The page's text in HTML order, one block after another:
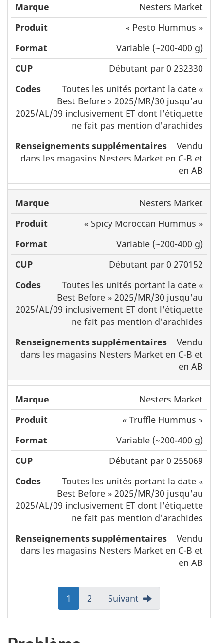
Nesters Market
« Pesto Hummus »
Variable (~200-400 g)
Débutant par 0 232330
Toutes les unités portant la date «
Best Before » 2025/MR/30 jusqu'au
2025/AL/09 inclusivement ET dont l'étiquette
ne fait pas mention d'arachides
Vendu
dans les magasins Nesters Market en C-B et
en AB
Nesters Market
« Spicy Moroccan Hummus »
Variable (~200-400 g)
Débutant par 0 270152
Toutes les unités portant la date «
Best Before » 2025/MR/30 jusqu'au
2025/AL/09 inclusivement ET dont l'étiquette
ne fait pas mention d'arachides
Vendu
dans les magasins Nesters Market en C-B et
en AB
Nesters Market
« Truffle Hummus »
Variable (~200-400 g)
Débutant par 0 255069
Toutes les unités portant la date «
Best Before » 2025/MR/30 jusqu'au
2025/AL/09 inclusivement ET dont l'étiquette
ne fait pas mention d'arachides
Vendu
dans les magasins Nesters Market en C-B et
en AB
Aller
à:
1
Aller
à:
2 Suivant